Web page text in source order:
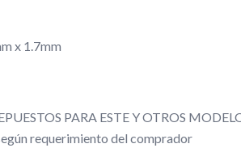
x 1.7mm
PARA ESTE Y OTROS
requerimiento del comprador